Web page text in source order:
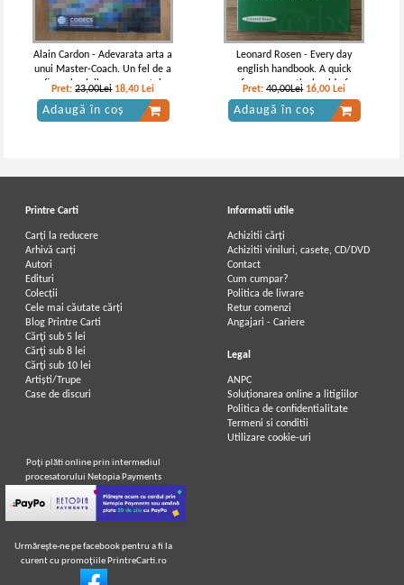
Alain Cardon - Adevarata arta a
unui Master-Coach. Un fel de a
fi pus in slujba emergentei
Pret:23,00Lei 18,40 Lei
Adaugă în coș
Leonard Rosen - Every day
english handbook. A quick
reference practical guide for
home, office and classroom
Pret:40,00Lei 16,00 Lei
Adaugă în coș
Printre Carti
Carți la reducere
Arhivă carți
Autori
Edituri
Colecții
Cele mai căutate cărți
Blog Printre Carti
Cărţi sub 5 lei
Cărţi sub 8 lei
Cărţi sub 10 lei
Artiști/Trupe
Case de discuri
Informatii utile
Achizitii cărți
Achizitii viniluri, casete, CD/DVD
Contact
Cum cumpar?
Politica de livrare
Retur comenzi
Angajari - Cariere
Legal
ANPC
Soluționarea online a litigiilor
Politica de confidentialitate
Termeni si conditii
Utilizare cookie-uri
Poţi plăti online prin intermediul
procesatorului Netopia Payments
Urmăreşte-ne pe facebook pentru a fi la
curent cu promoţiile PrintreCarti.ro